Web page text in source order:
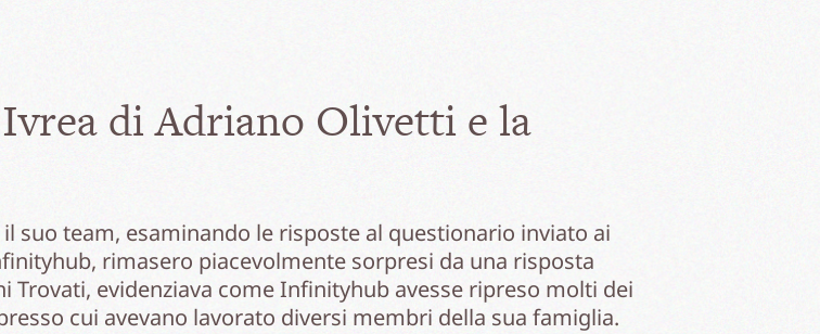
di Adriano Olivetti e la
suo team, esaminando le risposte al questionario inviato ai
rimasero piacevolmente sorpresi da una risposta
Trovati, evidenziava come Infinityhub avesse ripreso molti dei
cui avevano lavorato diversi membri della sua famiglia.